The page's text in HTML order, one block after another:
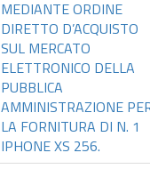
MEDIANTE ORDINE
DIRETTO D’ACQUISTO
SUL MERCATO
ELETTRONICO DELLA
PUBBLICA
AMMINISTRAZIONE
LA FORNITURA DI N. 1
IPHONE XS 256.